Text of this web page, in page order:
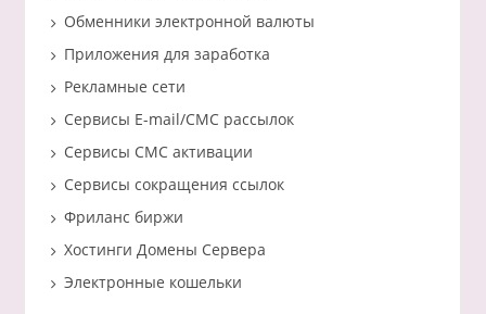
Обменники электронной валюты
Приложения для заработка
Рекламные сети
Сервисы E-mail/СМС рассылок
Сервисы СМС активации
Сервисы сокращения ссылок
Фриланс биржи
Хостинги Домены Сервера
Электронные кошельки